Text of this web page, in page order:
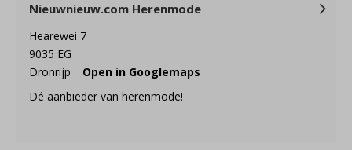
Nieuwnieuw.com Herenmode
Hearewei 7
9035 EG
Dronrijp
Open in Googlemaps
Dé aanbieder van herenmode!